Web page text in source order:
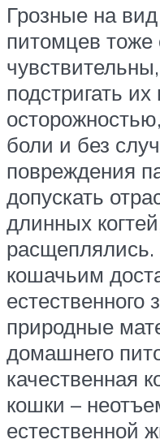
Грозные на
питомцев тоже
подстригать
боли и без
повреждения
допускать
длинных
кошачьим
естественного
природные
домашнего
качественная
кошки –
естественной